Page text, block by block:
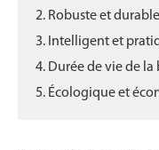
2. Robuste et durable
3. Intelligent et
4. Durée de vie de
5. Écologique et